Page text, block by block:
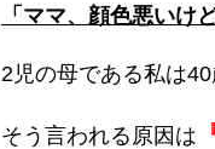
「ママ、顔色悪いけ
2児の母である私は
そう言われる原因は